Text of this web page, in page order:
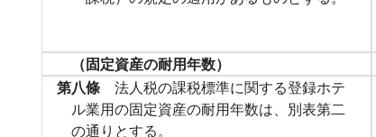
（固定資産の耐用年数）
第八條 法人税の課税標準に関する登録ホテ
ル業用の固定資産の耐用年数は、別表第二
の通りとする。